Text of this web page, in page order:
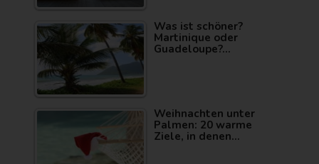
Was ist schöner?
Martinique oder
Guadeloupe?…
Weihnachten unter
Palmen: 20 warme
Ziele, in denen…